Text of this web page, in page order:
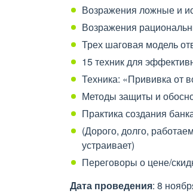
Возражения ложные и
Возражения
Трех шаговая модель
15 техник для
Техника: «Прививка от
Методы защиты и
Практика создания
(Дорого, долго,
устраивает)
Переговоры о цене/
Дата проведения: 8